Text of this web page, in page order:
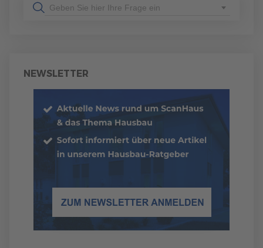
Geben Sie hier Ihre Frage ein
NEWSLETTER